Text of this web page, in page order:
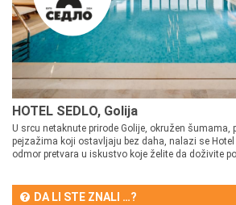
HOTEL SEDLO, Golija
U srcu netaknute prirode Golije, okružen
pejzažima koji ostavljaju bez daha, nalazi se
odmor pretvara u iskustvo koje želite da doživite
DA LI STE ZNALI …?